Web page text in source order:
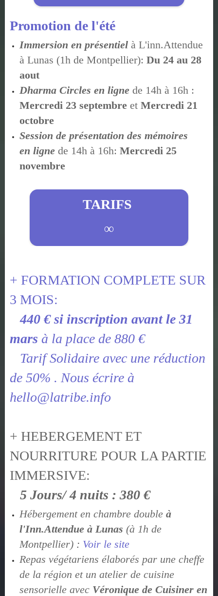
Promotion de l'été
Immersion en présentiel à L'inn.Attendue
à Lunas (1h de Montpellier): Du 24 au 28
aout
Dharma Circles en ligne de 14h à 16h :
Mercredi 23 septembre et Mercredi 21
octobre
Session de présentation des mémoires
en ligne de 14h à 16h: Mercredi 25
novembre
TARIFS
∞
+ FORMATION COMPLETE SUR
3 MOIS:
440 € si inscription avant le 31
mars à la place de 880 €
Tarif Solidaire avec une réduction
de 50% . Nous écrire à
hello@latribe.info
+ HEBERGEMENT ET
NOURRITURE POUR LA PARTIE
IMMERSIVE:
5 Jours/ 4 nuits : 380 €
Hébergement en chambre double à
l'Inn.Attendue à Lunas (à 1h de
Montpellier) : Voir le site
Repas végétariens élaborés par une cheffe
de la région et un atelier de cuisine
sensorielle avec Véronique de Cuisiner en